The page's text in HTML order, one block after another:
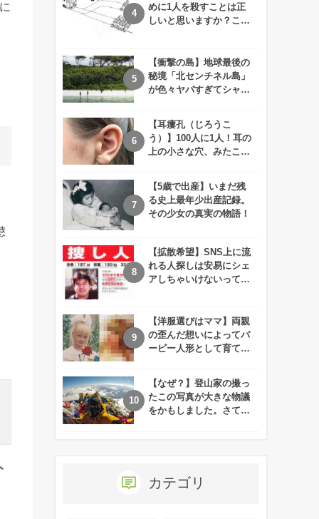
めに1人を殺すことは正
しいと思いますか？この
【衝撃の島】地球最後の
秘境「北センチネル島」
が色々ヤバすぎてシャレ
【耳瘻孔（じろうこ
う）】100人に1人！耳の
上の小さな穴、みたこと
【5歳で出産】いまだ残
る史上最年少出産記録。
その少女の真実の物語！
【拡散希望】SNS上に流
れる人探しは安易にシェ
アしちゃいけないって知
【洋服選びはママ】両親
の歪んだ想いによってバ
ービー人形として育てら
【なぜ？】登山家の撮っ
たこの写真が大きな物議
をかもしました。さて、
カテゴリ